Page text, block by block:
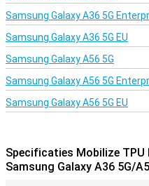
Samsung Galaxy A36 5G
Samsung Galaxy A36 5G EU
Samsung Galaxy A56 5G
Samsung Galaxy A56 5G
Samsung Galaxy A56 5G EU
Specificaties Mobilize TPU
Samsung Galaxy A36 5G/